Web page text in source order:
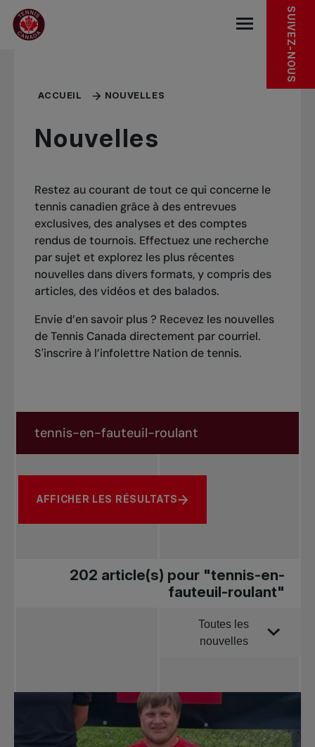
Sauter au menu principal
Sauter au contenu principal
Sauter au pied de page SUIVEZ-NOUS
ACCUEIL NOUVELLES
Nouvelles
Restez au courant de tout ce qui concerne le
tennis canadien grâce à des entrevues
exclusives, des analyses et des comptes
rendus de tournois. Effectuez une recherche
par sujet et explorez les plus récentes
nouvelles dans divers formats, y compris des
articles, des vidéos et des balados.
Envie d’en savoir plus ? Recevez les nouvelles
de Tennis Canada directement par courriel.
S'inscrire à l’infolettre Nation de tennis.
Rechercher par sujet, joueur ou autre
AFFICHER LES RÉSULTATS
202 article(s) pour "tennis-en-
fauteuil-roulant"
Trier parToutes les
nouvelles
nouvelles
Tennis
professionnel